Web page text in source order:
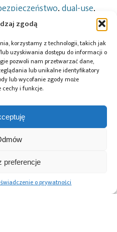
zgodą
korzystamy z technologii, takich jak
uzyskiwania dostępu do informacji o
pozwoli nam przetwarzać dane,
lub unikalne identyfikatory
lub wycofanie zgody może
cechy i funkcje.
preferencje
o prywatności
,dual-use,
Vaughana
,Łukasiewicz -
,Łukasiewicz –
sił zbrojnych,
,robotyka,Sieć
bezzałogowe,
transformacja energatyczna